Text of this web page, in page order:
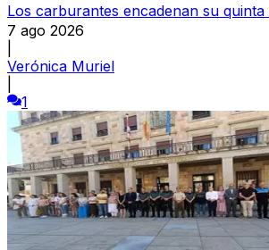
Los carburantes encadenan su
7 ago 2026
Verónica Muriel
1